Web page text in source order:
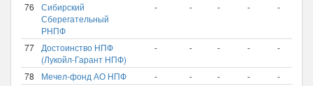
76
Сибирский
Сберегательный
РНПФ
- - - - -
77
Достоинство НПФ
(Лукойл-Гарант НПФ)
- - - - -
78 Мечел-фонд АО НПФ - - - - -